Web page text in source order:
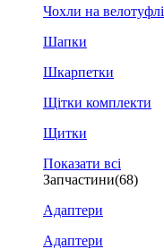
Чохли на велотуфлі
Шапки
Шкарпетки
Щітки комплекти
Щитки
Показати всі
Запчастини(68)
Адаптери
Адаптери